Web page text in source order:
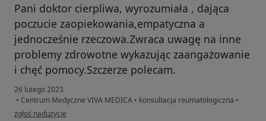
Pani doktor cierpliwa, wyrozumiała , dająca
poczucie zaopiekowania,empatyczna a
jednocześnie rzeczowa.Zwraca uwagę na inne
problemy zdrowotne wykazując zaangażowanie
i chęć pomocy.Szczerze polecam.
26 lutego 2023
• Centrum Medyczne VIVA MEDICA • konsultacja reumatologiczna •
w opinii użytkownika K.W.
zgłoś nadużycie